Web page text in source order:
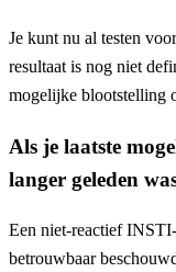
Je kunt nu al testen
resultaat is nog niet
mogelijke blootstelling
Als je laatste
langer geleden
Een niet-reactief
betrouwbaar